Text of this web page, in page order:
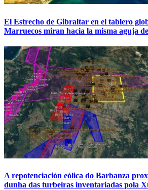
El Estrecho de Gibraltar en el tablero
Marruecos miran hacia la misma aguja
A repotenciación eólica do Barbanza
dunha das turbeiras inventariadas pola